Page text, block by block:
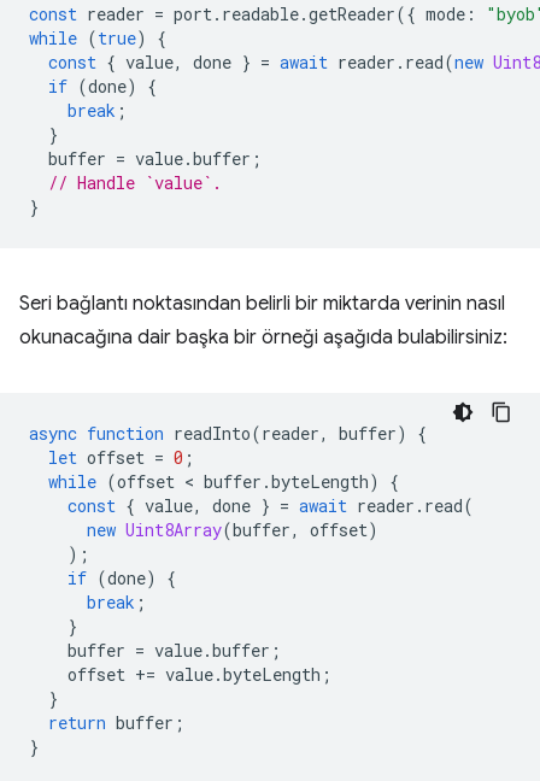
const reader = port. readable.getReader({ mode :
while (true)
{
const { value, done } = await reader . read(new
if (done)
{
break ;
}
buffer = value.buffer ;
// Handle `value`.
}
Seri bağlantı noktasından belirli bir miktarda verinin nasıl
okunacağına dair başka bir örneği aşağıda bulabilirsiniz:
async function readInto(reader, buffer)
{
let offset = 0 ;
while (offset < buffer .byteLength)
{
const { value, done } = await reader . read(
new Uint8Array(buffer, offset)
);
if (done)
{
break ;
}
buffer = value.buffer ;
offset += value.byteLength ;
}
return buffer ;
}